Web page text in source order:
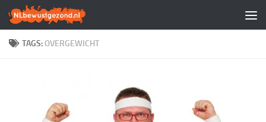
Doorgaan naar inhoud
TAGS:OVERGEWICHT